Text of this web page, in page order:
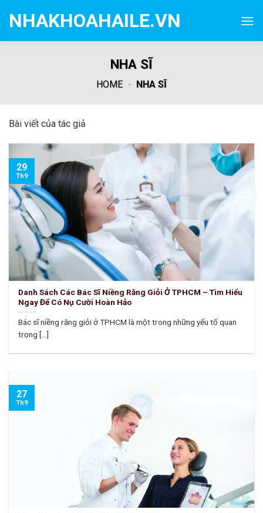
NHAKHOAHAILE.VN
NHA SĨ
HOME - NHA SĨ
Bài viết của tác giả
Danh Sách Các Bác Sĩ Niềng Răng Giỏi Ở TPHCM – Tìm Hiểu
Ngay Để Có Nụ Cười Hoàn Hảo
Bác sĩ niềng răng giỏi ở TPHCM là một trong những yếu tố quan
trọng [...]
29
Th9
27
Th9